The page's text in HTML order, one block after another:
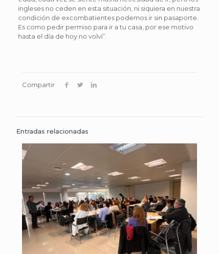
ingleses no ceden en esta situación, ni siquiera en nuestra
condición de excombatientes podemos ir sin pasaporte.
Es como pedir permiso para ir a tu casa, por ese motivo
hasta el día de hoy no volví”.
Compartir
Entradas relacionadas